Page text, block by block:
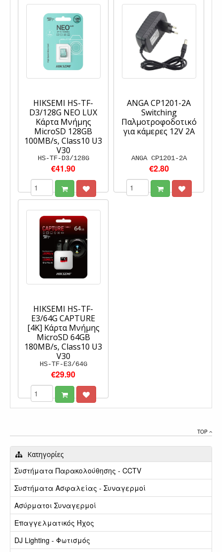
HIKSEMI HS-TF-
D3/128G NEO LUX
Κάρτα Μνήμης
MicroSD 128GB
100MB/s, Class10 U3
V30
HS-TF-D3/128G
€41.90
ANGA CP1201-2A
Switching
Παλμοτροφοδοτικό
για κάμερες 12V 2A
ANGA CP1201-2A
€2.80
HIKSEMI HS-TF-
E3/64G CAPTURE
[4K] Κάρτα Μνήμης
MicroSD 64GB
180MB/s, Class10 U3
V30
HS-TF-E3/64G
€29.90
TOP
Κατηγορίες
Συστήματα Παρακολούθησης - CCTV
Συστήματα Ασφαλείας - Συναγερμοί
Ασύρματοι Συναγερμοί
Επαγγελματικός Ήχος
DJ Lighting - Φωτισμός